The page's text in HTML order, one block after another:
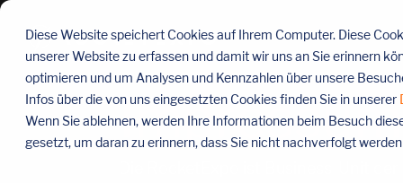
Diese Website speichert Cookies auf Ihrem Computer. Diese
unserer Website zu erfassen und damit wir uns an Sie erinnern
optimieren und um Analysen und Kennzahlen über unsere
Infos über die von uns eingesetzten Cookies finden Sie in unserer
Wenn Sie ablehnen, werden Ihre Informationen beim Besuch
gesetzt, um daran zu erinnern, dass Sie nicht nachverfolgt
Menü
überspringen
Die RocketExpo ist Business-Unit der